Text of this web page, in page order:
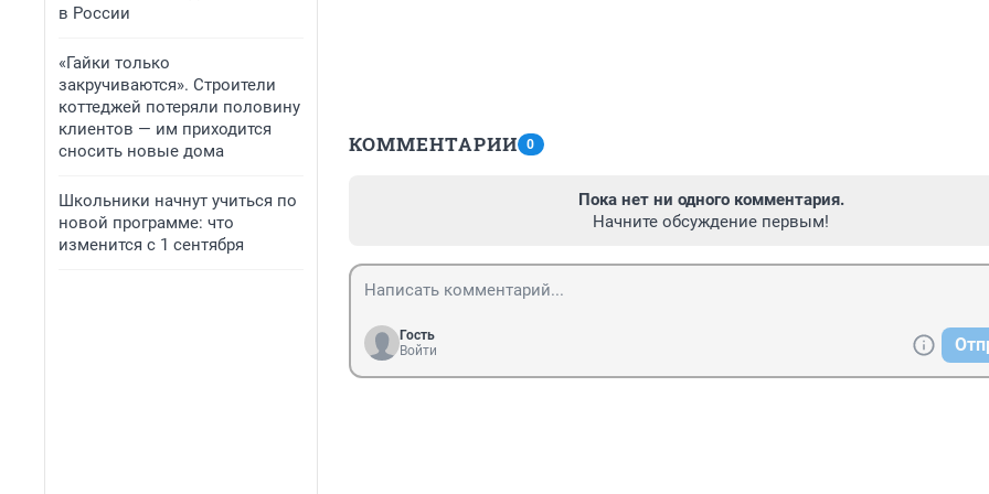
в России
«Гайки только
закручиваются». Строители
коттеджей потеряли половину
клиентов — им приходится
сносить новые дома
Школьники начнут учиться по
новой программе: что
изменится с 1 сентября
КОММЕНТАРИИ 0
Пока нет ни одного комментария.
Начните обсуждение первым!
Гость
Войти